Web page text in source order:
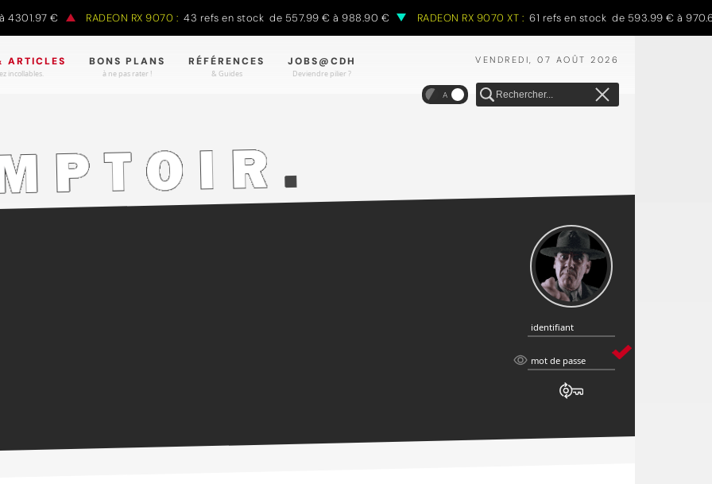
€ RADEON RX 9070 : 43 refs en stock de 557.99 € à 988.90 € RADEON RX 9070 XT : 61 refs en stock de 593.99 € à 970.68 €
VENDREDI, 07 AOÛT 2026
ARTICLES
incollables.
BONS PLANS
à ne pas rater !
RÉFÉRENCES
& Guides
JOBS@CDH
Deviendre pilier ?
A
identifiant
identifiant
mot
mot de passe